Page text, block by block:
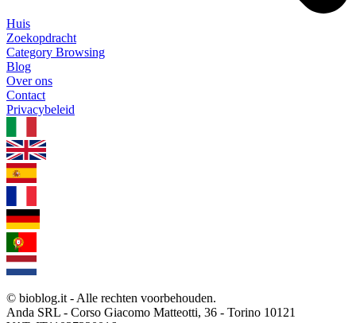
Huis
Zoekopdracht
Category Browsing
Blog
Over ons
Contact
Privacybeleid
© bioblog.it - Alle rechten voorbehouden.
Anda SRL - Corso Giacomo Matteotti, 36 - Torino 10121